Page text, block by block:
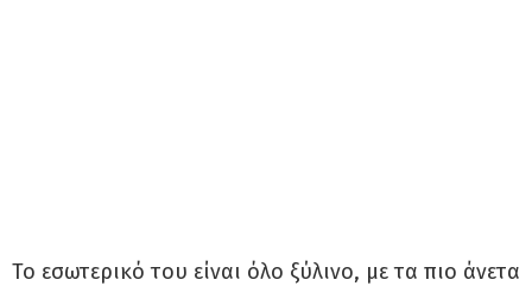
Το εσωτερικό του είναι όλο ξύλινο, με τα πιο άνετα